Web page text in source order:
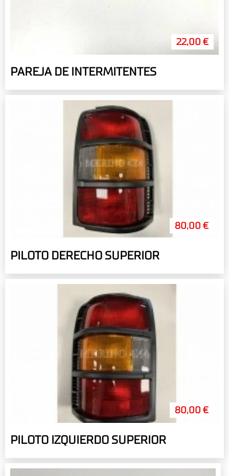
22,00 €
PAREJA DE INTERMITENTES
80,00 €
PILOTO DERECHO SUPERIOR
80,00 €
PILOTO IZQUIERDO SUPERIOR